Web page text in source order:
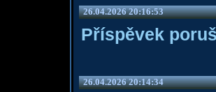
26.04.2026 20:16:53
Příspěvek
26.04.2026 20:14:34